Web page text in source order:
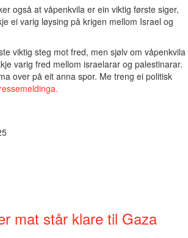
også at våpenkvila er ein viktig første siger,
ei varig løysing på krigen mellom Israel og
viktig steg mot fred, men sjølv om våpenkvila
varig fred mellom israelarar og palestinarar.
over på eit anna spor. Me treng ei politisk
mat står klare til Gaza